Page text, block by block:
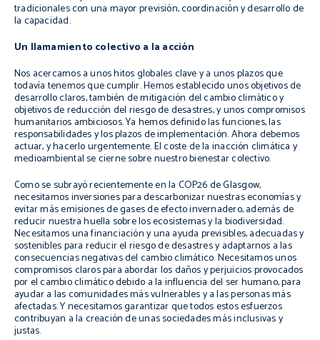
tradicionales con una mayor previsión, coordinación y desarrollo de
la capacidad.
Un llamamiento colectivo a la acción
Nos acercamos a unos hitos globales clave y a unos plazos que
todavía tenemos que cumplir. Hemos establecido unos objetivos de
desarrollo claros, también de mitigación del cambio climático y
objetivos de reducción del riesgo de desastres, y unos compromisos
humanitarios ambiciosos. Ya hemos definido las funciones, las
responsabilidades y los plazos de implementación. Ahora debemos
actuar, y hacerlo urgentemente. El coste de la inacción climática y
medioambiental se cierne sobre nuestro bienestar colectivo.
Como se subrayó recientemente en la COP26 de Glasgow,
necesitamos inversiones para descarbonizar nuestras economías y
evitar más emisiones de gases de efecto invernadero, además de
reducir nuestra huella sobre los ecosistemas y la biodiversidad.
Necesitamos una financiación y una ayuda previsibles, adecuadas y
sostenibles para reducir el riesgo de desastres y adaptarnos a las
consecuencias negativas del cambio climático. Necesitamos unos
compromisos claros para abordar los daños y perjuicios provocados
por el cambio climático debido a la influencia del ser humano, para
ayudar a las comunidades más vulnerables y a las personas más
afectadas. Y necesitamos garantizar que todos estos esfuerzos
contribuyan a la creación de unas sociedades más inclusivas y
justas.